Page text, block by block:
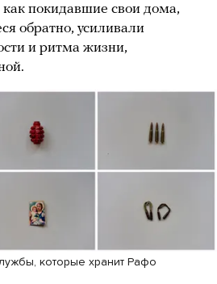
как покидавшие свои дома,
обратно, усиливали
и ритма жизни,
которые хранит Рафо